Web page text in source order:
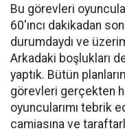
Bu görevleri
60'ıncı dakikadan
durumdaydı ve
Arkadaki boşlukları
yaptık. Bütün
görevleri gerçekten
oyuncularımı tebrik
camiasına ve